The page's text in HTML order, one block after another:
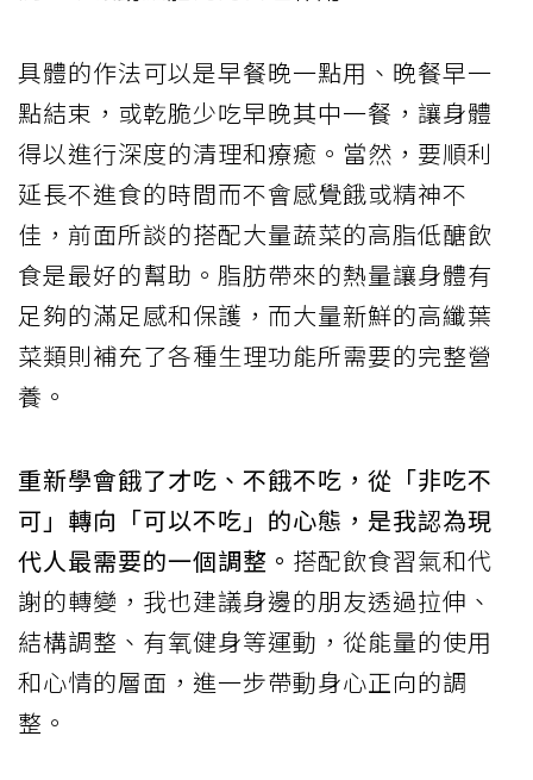
具體的作法可以是早餐晚一點用、晚餐早一
點結束，或乾脆少吃早晚其中一餐，讓身體
得以進行深度的清理和療癒。當然，要順利
延長不進食的時間而不會感覺餓或精神不
佳，前面所談的搭配大量蔬菜的高脂低醣飲
食是最好的幫助。脂肪帶來的熱量讓身體有
足夠的滿足感和保護，而大量新鮮的高纖葉
菜類則補充了各種生理功能所需要的完整營
養。
重新學會餓了才吃、不餓不吃，從「非吃不
可」轉向「可以不吃」的心態，是我認為現
代人最需要的一個調整。 搭配飲食習氣和代
謝的轉變，我也建議身邊的朋友透過拉伸、
結構調整、有氧健身等運動，從能量的使用
和心情的層面，進一步帶動身心正向的調
整。